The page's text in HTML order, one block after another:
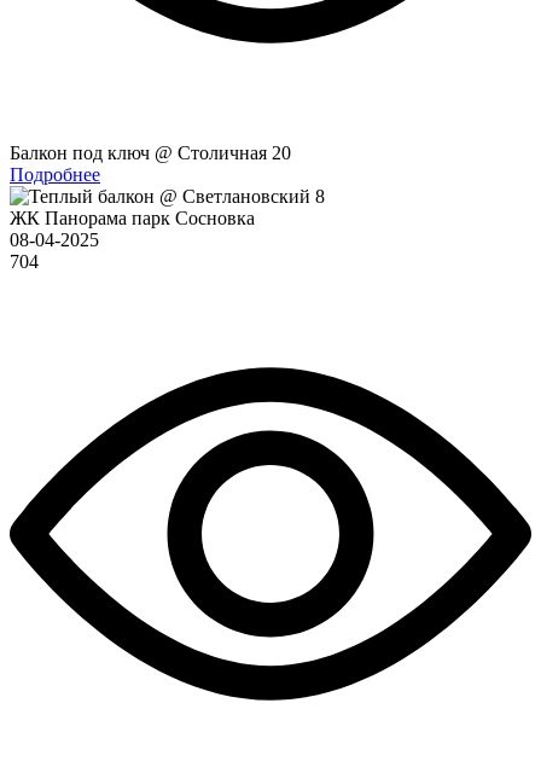
Балкон под ключ @ Столичная 20
Подробнее
ЖК Панорама парк Сосновка
08-04-2025
704